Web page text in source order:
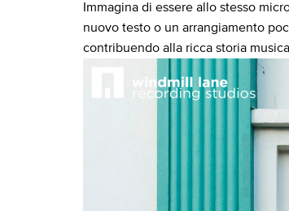
Immagina di essere allo stesso
nuovo testo o un arrangiamento
contribuendo alla ricca storia